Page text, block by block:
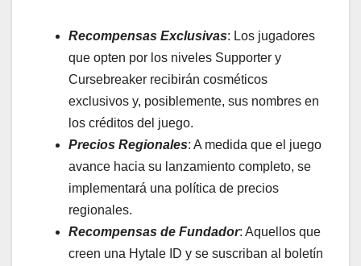
Recompensas Exclusivas: Los jugadores
que opten por los niveles Supporter y
Cursebreaker recibirán cosméticos
exclusivos y, posiblemente, sus nombres en
los créditos del juego.
Precios Regionales: A medida que el juego
avance hacia su lanzamiento completo, se
implementará una política de precios
regionales.
Recompensas de Fundador: Aquellos que
creen una Hytale ID y se suscriban al boletín